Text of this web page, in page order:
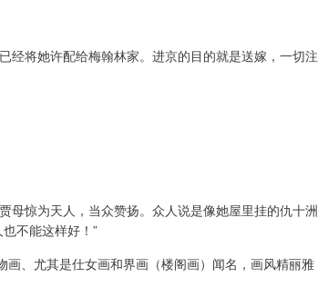
经将她许配给梅翰林家。进京的目的就是送嫁，一切注
母惊为天人，当众赞扬。众人说是像她屋里挂的仇十洲
不能这样好！”
画、尤其是仕女画和界画（楼阁画）闻名，画风精丽雅